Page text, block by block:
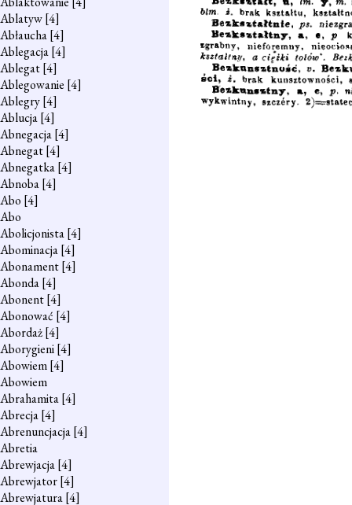
Ablatyw[4]
Abłaucha[4]
Ablegacja[4]
Ablegat[4]
Ablegowanie [4]
Ablegry[4]
Ablucja[4]
Abnegacja[4]
Abnegat[4]
Abnegatka[4]
Abnoba[4]
Abo [4]
Abo
Abolicjonista[4]
Abominacja[4]
Abonament[4]
Abonda[4]
Abonent[4]
Abonować [4]
Abordaż[4]
Aborygieni[4]
Abowiem[4]
Abowiem
Abrahamita[4]
Abrecja[4]
Abrenuncjacja[4]
Abretia
Abrewjacja[4]
Abrewjator[4]
Abrewjatura[4]